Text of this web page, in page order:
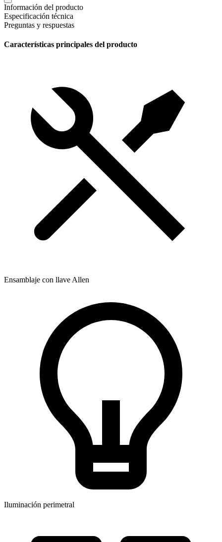
Información del producto
Especificación técnica
Preguntas y respuestas
Características principales del producto
Ensamblaje con llave Allen
Iluminación perimetral